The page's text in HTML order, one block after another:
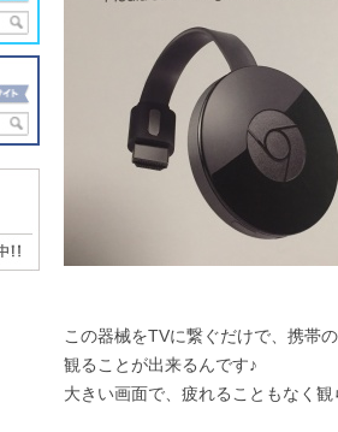
この器械をTVに繋ぐだけで、携帯
観ることが出来るんです♪
大きい画面で、疲れることもなく